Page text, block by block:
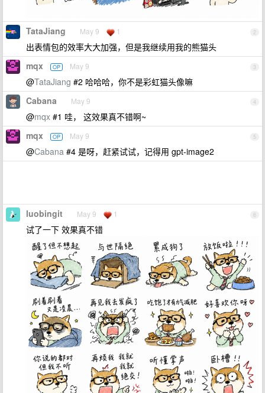
2
TataJiang May 9 1
出表情包的效率大大加强，但是我继续用我的熊猫头
3
mqx OP May 9
@TataJiang #2 哈哈哈，你不是彩虹猫头像嘛
4
Cabana May 9
@mqx #1 哇， 这效果真不错啊~
5
mqx OP May 9
@Cabana #4 是呀，赶紧试试，记得用 gpt-image2
6
luobingit May 9 1
试了一下 效果真不错